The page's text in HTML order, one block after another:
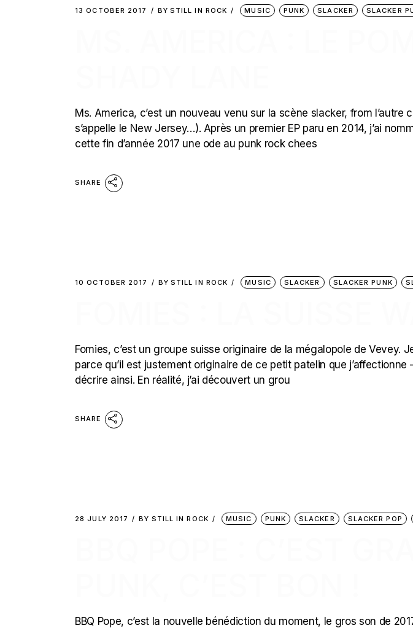
13 OCTOBER 2017 BY STILL IN ROCK MUSIC PUNK SLACKER SLACKER
Ms. America, c’est un nouveau venu sur la scène slacker, from l’autre
s’appelle le New Jersey…). Après un premier EP paru en 2014, j’ai
cette fin d’année 2017 une ode au punk rock chees
SHARE
10 OCTOBER 2017 BY STILL IN ROCK MUSIC SLACKER SLACKER PUNK
Fomies, c’est un groupe suisse originaire de la mégalopole de Vevey.
parce qu’il est justement originaire de ce petit patelin que j’affectionne
décrire ainsi. En réalité, j’ai découvert un grou
SHARE
28 JULY 2017 BY STILL IN ROCK MUSIC PUNK SLACKER SLACKER POP
BBQ Pope, c’est la nouvelle bénédiction du moment, le gros son de